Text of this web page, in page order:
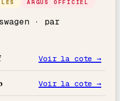
ARGUS OFFICIEL
· par
Voir la cote →
Voir la cote →